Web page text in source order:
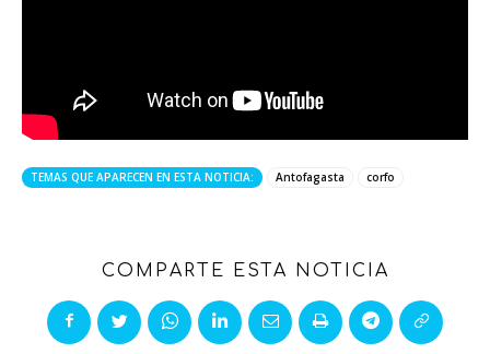
TEMAS QUE APARECEN EN ESTA NOTICIA: Antofagasta corfo
COMPARTE ESTA NOTICIA